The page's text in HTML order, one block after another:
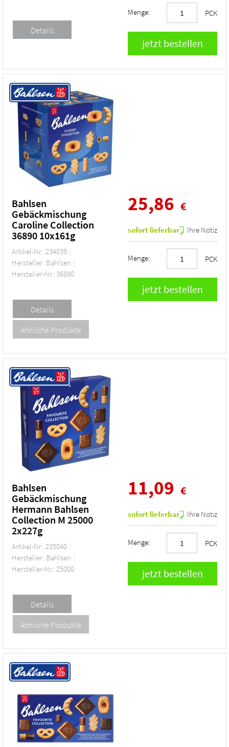
Menge: PCK
Bahlsen
Gebäckmischung
Caroline Collection
36890 10x161g
Artikel-Nr.: 234039
Hersteller: Bahlsen
Hersteller-Nr.: 36890
25,86 €
sofort lieferbar Ihre Notiz
Menge: PCK
Bahlsen
Gebäckmischung
Hermann Bahlsen
Collection M 25000
2x227g
Artikel-Nr.: 235040
Hersteller: Bahlsen
Hersteller-Nr.: 25000
11,09 €
sofort lieferbar Ihre Notiz
Menge: PCK